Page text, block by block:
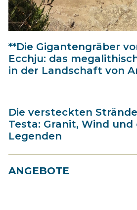
**Die Gigantengräber
Ecchju: das
in der Landschaft von
Die versteckten
Testa: Granit, Wind
Legenden
ANGEBOTE